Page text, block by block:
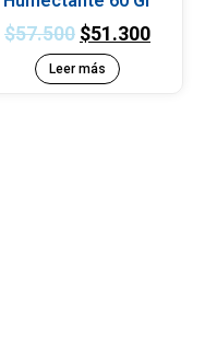
$57.500 $51.300
Leer más